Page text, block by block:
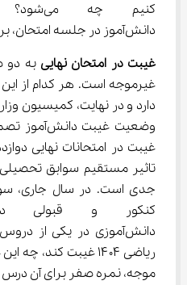
دانش‌آموز در جلسه امتحان، برای او غیبت ثبت می‌شود.
غیبت در امتحان نهایی به دو
غیرموجه است. هر کدام از
دارد و در نهایت، کمیسیون
غیبت در امتحانات نهایی
تاثیر مستقیم سوابق
دانش‌آموزی در یکی از
ریاضی ۱۴۰۴ غیبت
موجه، نمره صفر برای آن درس